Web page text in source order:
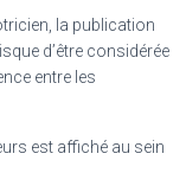
la publication
d’être considérée
entre les
est affiché au sein